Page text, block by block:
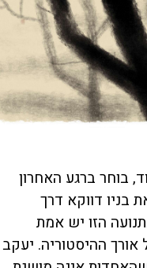
בוחר ברגע האחרון
בניו דווקא דרך
הזו יש אמת
ההיסטוריה. יעקב